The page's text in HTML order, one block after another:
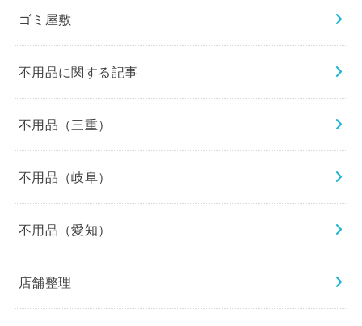
ゴミ屋敷
不用品に関する記事
不用品（三重）
不用品（岐阜）
不用品（愛知）
店舗整理